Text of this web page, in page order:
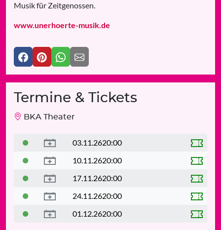
Musik für Zeitgenossen.
www.unerhoerte-musik.de
Termine & Tickets
BKA Theater
03.11.2620:00
10.11.2620:00
17.11.2620:00
24.11.2620:00
01.12.2620:00